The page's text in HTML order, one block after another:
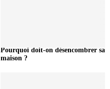
Pourquoi doit-on désencombrer sa
maison ?